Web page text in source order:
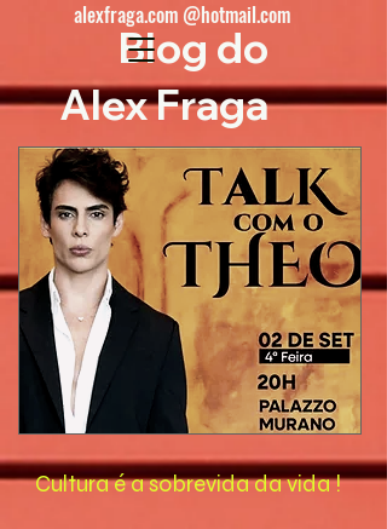
Cultura é a sobrevida da vida !
Blog do
Alex Fraga
alexfraga.com @hotmail.com